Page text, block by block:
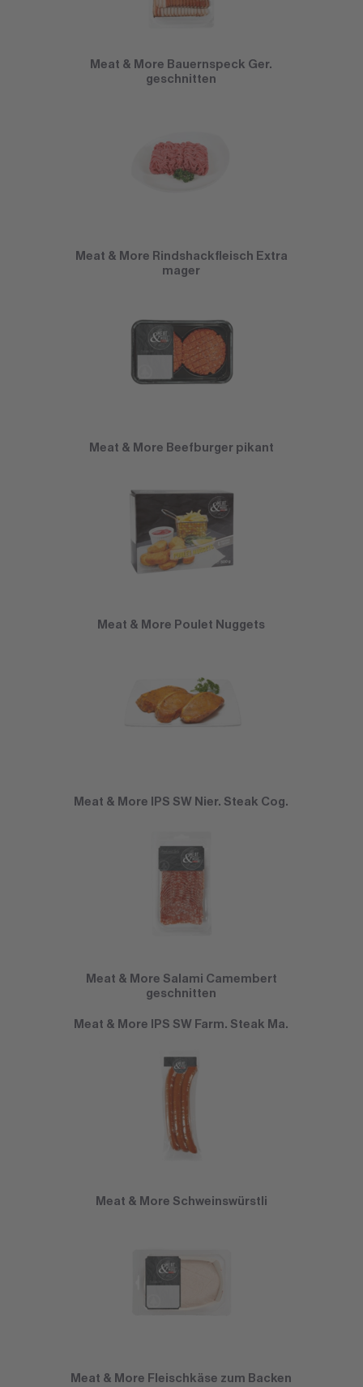
Meat & More Bauernspeck Ger.
geschnitten
Meat & More Rindshackfleisch Extra
mager
Meat & More Beefburger pikant
Meat & More Poulet Nuggets
Meat & More IPS SW Nier. Steak Cog.
Meat & More Salami Camembert
geschnitten
Meat & More IPS SW Farm. Steak Ma.
Meat & More Schweinswürstli
Meat & More Fleischkäse zum Backen